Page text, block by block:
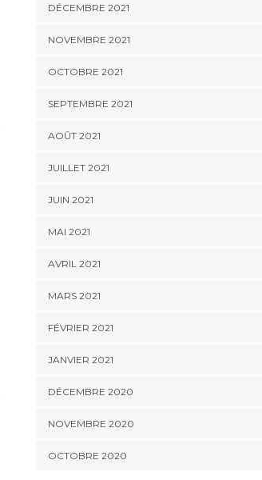
DÉCEMBRE 2021
NOVEMBRE 2021
OCTOBRE 2021
SEPTEMBRE 2021
AOÛT 2021
JUILLET 2021
JUIN 2021
MAI 2021
AVRIL 2021
MARS 2021
FÉVRIER 2021
JANVIER 2021
DÉCEMBRE 2020
NOVEMBRE 2020
OCTOBRE 2020